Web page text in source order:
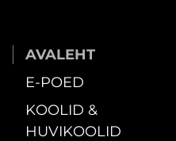
AVALEHT
E-POED
KOOLID &
HUVIKOOLID